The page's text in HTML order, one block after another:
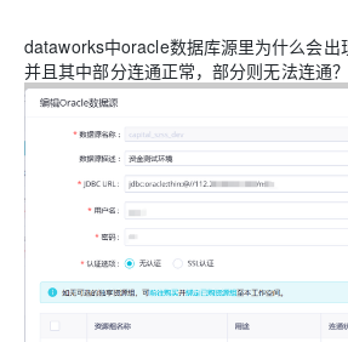
dataworks中oracle数据库源里为什么会出
并且其中部分连通正常，部分则无法连通？